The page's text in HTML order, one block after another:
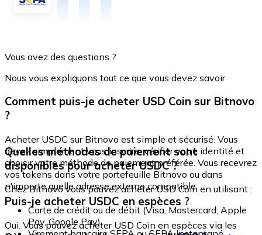
Vous avez des questions ?
Nous vous expliquons tout ce que vous devez savoir
Comment puis-je acheter USD Coin sur Bitnovo
?
Acheter USDC sur Bitnovo est simple et sécurisé. Vous
devez simplement vous inscrire, vérifier votre identité et
choisir votre méthode de paiement préférée. Vous recevrez
vos tokens dans votre portefeuille Bitnovo ou dans
n'importe quelle adresse externe compatible.
Quelles méthodes de paiement sont
disponibles pour acheter USDC ?
Chez Bitnovo vous pouvez acheter USD Coin en utilisant :
Carte de crédit ou de débit (Visa, Mastercard, Apple
Pay, Google Pay)
Puis-je acheter USDC en espèces ?
Oui. Vous pouvez acheter USD Coin en espèces via les